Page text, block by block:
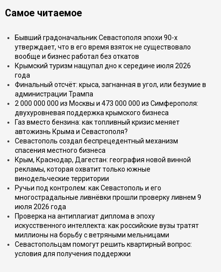
Самое читаемое
Бывший градоначальник Севастополя эпохи 90-х
утверждает, что в его время взяток не существовало
вообще и бизнес работал без откатов
Крымский туризм нащупал дно к середине июля 2026
года
Финальный отсчёт: крыса, загнанная в угол, или безумие в
администрации Трампа
2 000 000 000 из Москвы и 473 000 000 из Симферополя:
двухуровневая поддержка крымского бизнеса
Газ вместо бензина: как топливный кризис меняет
автожизнь Крыма и Севастополя?
Севастополь создал беспрецедентный механизм
спасения местного бизнеса
Крым, Краснодар, Дагестан: география новой винной
рекламы, которая охватит только южные
винодельческие территории
Ручьи под контролем: как Севастополь и его
многострадальные ливнёвки прошли проверку ливнем 9
июля 2026 года
Проверка на антиплагиат диплома в эпоху
искусственного интеллекта: как российские вузы тратят
миллионы на борьбу с ветряными мельницами
Севастопольцам помогут решить квартирный вопрос:
условия для получения поддержки